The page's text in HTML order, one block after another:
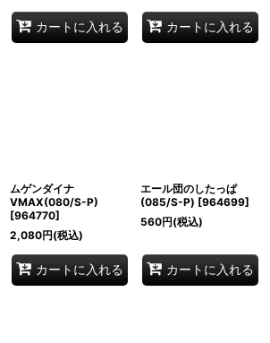
カートに入れる カートに入れる
ムゲンダイナ
VMAX(080/S-P)
[964770]
2,080円(税込)
カートに入れる
エール団のしたっぱ
(085/S-P) [964699]
560円(税込)
カートに入れる